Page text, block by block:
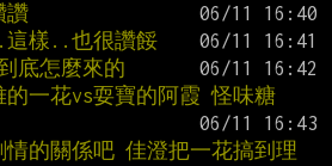
讚
樣..也很讚餒
底怎麼來的
一花vs耍寶的阿霞 怪味糖
情的關係吧 佳澄把一花搞到理